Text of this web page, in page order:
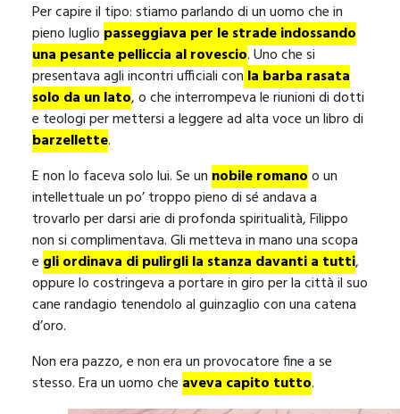
Per capire il tipo: stiamo parlando di un uomo che in
pieno luglio passeggiava per le strade indossando
una pesante pelliccia al rovescio. Uno che si
presentava agli incontri ufficiali con la barba rasata
solo da un lato, o che interrompeva le riunioni di dotti
e teologi per mettersi a leggere ad alta voce un libro di
barzellette.
E non lo faceva solo lui. Se un nobile romanoo un
intellettuale un po’ troppo pieno di sé andava a
trovarlo per darsi arie di profonda spiritualità, Filippo
non si complimentava. Gli metteva in mano una scopa
e gli ordinava di pulirgli la stanza davanti a tutti,
oppure lo costringeva a portare in giro per la città il suo
cane randagio tenendolo al guinzaglio con una catena
d’oro.
Non era pazzo, e non era un provocatore fine a se
stesso. Era un uomo che aveva capito tutto.